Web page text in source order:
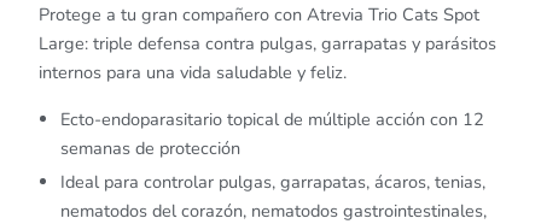
Protege a tu gran compañero con Atrevia Trio Cats Spot
Large: triple defensa contra pulgas, garrapatas y parásitos
internos para una vida saludable y feliz.
Ecto-endoparasitario topical de múltiple acción con 12
semanas de protección
Ideal para controlar pulgas, garrapatas, ácaros, tenias,
nematodos del corazón, nematodos gastrointestinales,